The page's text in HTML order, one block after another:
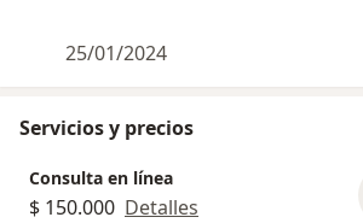
25/01/2024
Servicios y precios
Consulta en línea
$ 150.000 Detalles